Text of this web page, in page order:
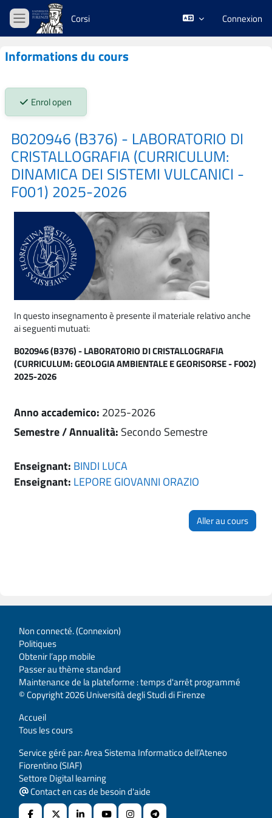
Passer au contenu principal
Panneau latéral
Corsi Connexion
Informations du cours
Stato iscrizioni:
Enrol open
B020946 (B376) - LABORATORIO DI
CRISTALLOGRAFIA (CURRICULUM:
DINAMICA DEI SISTEMI VULCANICI -
F001) 2025-2026
In questo insegnamento è presente il materiale relativo anche
ai seguenti mutuati:
B020946 (B376) - LABORATORIO DI CRISTALLOGRAFIA
(CURRICULUM: GEOLOGIA AMBIENTALE E GEORISORSE - F002)
2025-2026
Anno accademico: 2025-2026
Semestre / Annualità: Secondo Semestre
Enseignant: BINDI LUCA
Enseignant: LEPORE GIOVANNI ORAZIO
Aller au cours
Non connecté. (Connexion)
Politiques
Obtenir l’app mobile
Passer au thème standard
Maintenance de la plateforme : temps d'arrêt programmé
© Copyright 2026 Università degli Studi di Firenze
Accueil
Tous les cours
Service géré par: Area Sistema Informatico dell’Ateneo
Fiorentino (SIAF)
Settore Digital learning
Contact en cas de besoin d'aide